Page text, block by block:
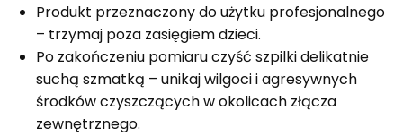
Produkt przeznaczony do użytku profesjonalnego
– trzymaj poza zasięgiem dzieci.
Po zakończeniu pomiaru czyść szpilki delikatnie
suchą szmatką – unikaj wilgoci i agresywnych
środków czyszczących w okolicach złącza
zewnętrznego.